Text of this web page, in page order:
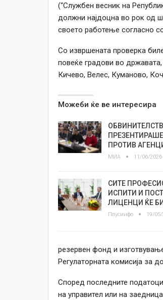
(“Службен весник на
должни најдоцна во рок од
своето работење согласно
Со извршената проверка
повеќе градови во
Кичево, Велес, Куманово,
Можеби ќе ве интересира
ПРОТИВ
МИА 11/06/2026
СИТЕ
ИСПИТИ И
ЛИЦЕНЦИ ЌЕ
Плусинфо 19/
резервен фонд и
Регулаторната комисија за
Според последните
на управител или на